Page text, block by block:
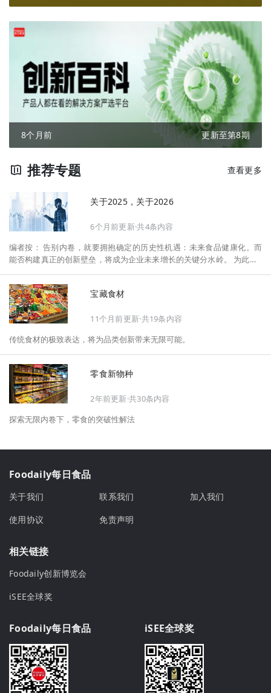
8个月前 更新至第8期
推荐专题 查看更多
关于2025，关于2026
6个月前更新·共4条内容
编者按： 告别内卷，就要拥抱确定的历史性机遇：未来食品健康化。而
能否构建真正的创新壁垒，将成为企业未来增长的关键分水岭。 为此，F
将以“创新产品”透视“未来机会”，以全球视野探寻中国机遇、增长解法，
拆解年度标杆的增长逻辑与谋篇布局，深挖“药食同源”“低GI”“老龄营
养”“清洁标签”等热门赛道的爆品基因，从趋势预判、品类创新、未来增长
机会、企业战略布局以及渠道变革等，为行业提供务实、前瞻的开年创新
宝藏食材
11个月前更新·共19条内容
传统食材的极致表达，将为品类创新带来无限可能。
零食新物种
2年前更新·共30条内容
探索无限内卷下，零食的突破性解法
Foodaily每日食品
关于我们 联系我们
加入我们
使用协议
免责声明
相关链接
Foodaily创新博览会
iSEE全球奖
Foodaily每日食品 iSEE全球奖